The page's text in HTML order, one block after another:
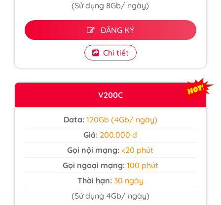
(Sử dụng 8Gb/ ngày)
ĐĂNG KÝ
Chi tiết
V200C
Data: 120Gb (4Gb/ ngày)
Giá: 200.000 đ
Gọi nội mạng:<20 phút
Gọi ngoại mạng:100 phút
Thời hạn:30 ngày
(Sử dụng 4Gb/ ngày)